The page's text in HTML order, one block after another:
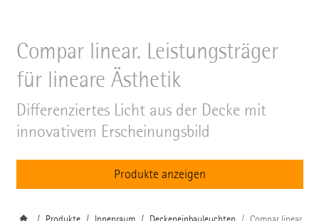
Compar linear. Leistungsträger
für lineare Ästhetik
Differenziertes Licht aus der Decke mit
innovativem Erscheinungsbild
Produkte anzeigen